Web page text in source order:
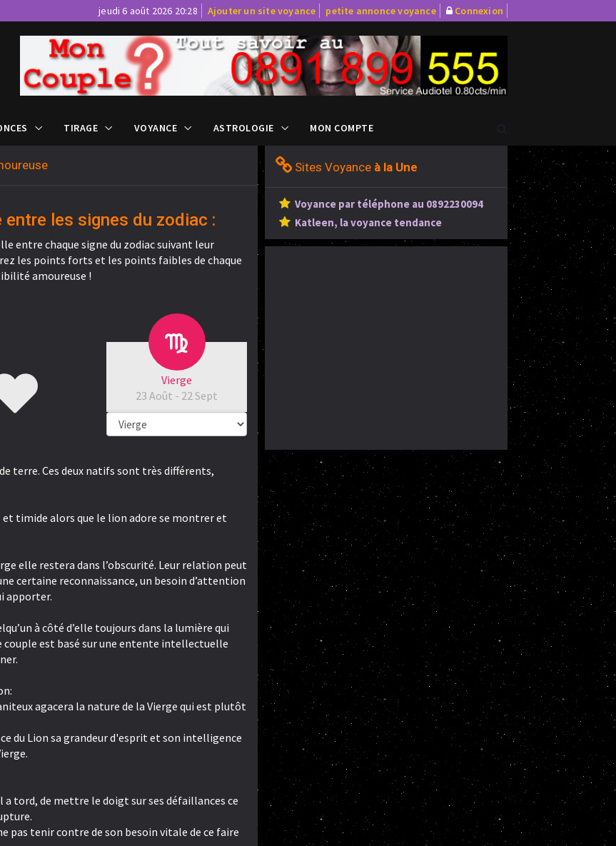
jeudi 6 août 2026 20:28 Ajouter un site voyance petite annonce voyance Connexion
TIRAGE VOYANCE ASTROLOGIE MON COMPTE
les signes du zodiac :
entre chaque signe du zodiac suivant leur
les points forts et les points faibles de chaque
amoureuse !
Vierge
23 Août - 22 Sept
terre. Ces deux natifs sont très différents,
timide alors que le lion adore se montrer et
elle restera dans l’obscurité. Leur relation peut
certaine reconnaissance, un besoin d’attention
apporter.
à côté d’elle toujours dans la lumière qui
couple est basé sur une entente intellectuelle
agacera la nature de la Vierge qui est plutôt
du Lion sa grandeur d'esprit et son intelligence
tord, de mettre le doigt sur ses défaillances ce
tenir contre de son besoin vitale de ce faire
Sites Voyance à la Une
Voyance par téléphone au 0892230094
Katleen, la voyance tendance